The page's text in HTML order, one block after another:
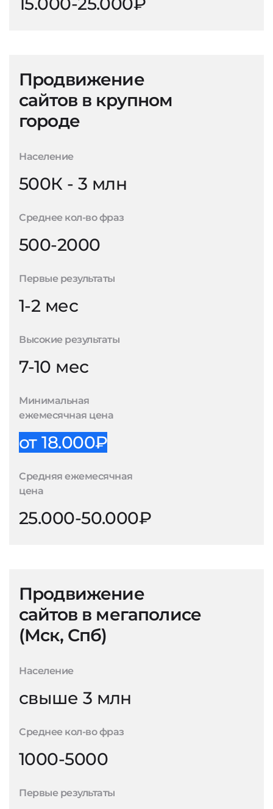
Продвижение
сайтов в крупном
городе
Население
500К - 3 млн
Среднее кол-во фраз
500-2000
Первые результаты
1-2 мес
Высокие результаты
7-10 мес
Минимальная
ежемесячная цена
от 18.000₽
Средняя ежемесячная
цена
25.000-50.000₽
Продвижение
сайтов в мегаполисе
(Мск, Спб)
Население
свыше 3 млн
Среднее кол-во фраз
1000-5000
Первые результаты